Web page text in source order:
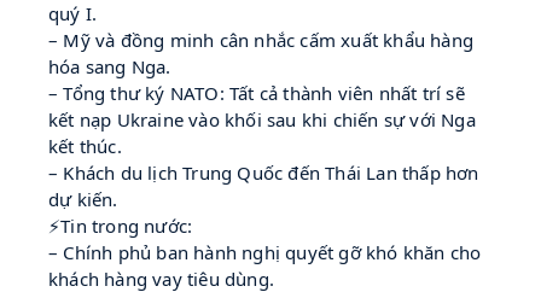
quý I.
– Mỹ và đồng minh cân nhắc cấm xuất khẩu hàng
hóa sang Nga.
– Tổng thư ký NATO: Tất cả thành viên nhất trí sẽ
kết nạp Ukraine vào khối sau khi chiến sự với Nga
kết thúc.
– Khách du lịch Trung Quốc đến Thái Lan thấp hơn
dự kiến.
⚡Tin trong nước:
– Chính phủ ban hành nghị quyết gỡ khó khăn cho
khách hàng vay tiêu dùng.